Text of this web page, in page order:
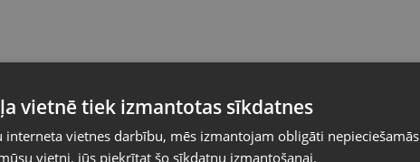
valsti
Vietnes saturs būs attēlots izvēlētajā valodā
vietnē tiek izmantotas sīkdatnes
interneta vietnes darbību, mēs izmantojam obligāti
vietni, jūs piekrītat šo sīkdatņu izmantošanai.